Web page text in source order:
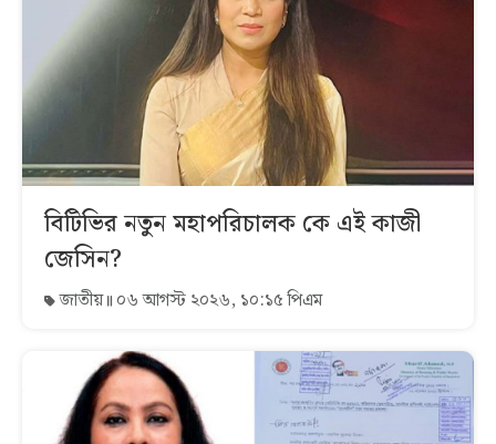
বিটিভির নতুন মহাপরিচালক কে এই কাজী
জেসিন?
জাতীয় ০৬ আগস্ট ২০২৬, ১০:১৫ পিএম